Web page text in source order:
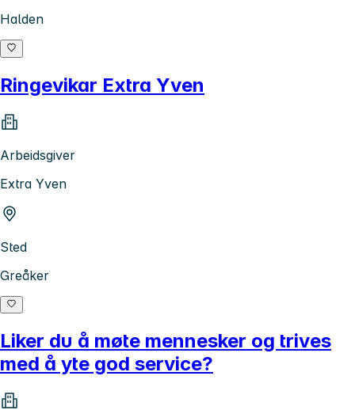
Halden
Ringevikar Extra Yven
Arbeidsgiver
Extra Yven
Sted
Greåker
Liker du å møte mennesker og trives
med å yte god service?